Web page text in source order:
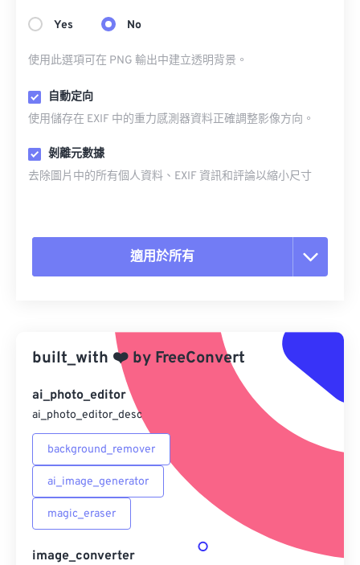
Yes No
使用此選項可在 PNG 輸出中建立透明背景。
自動定向
使用儲存在 EXIF 中的重力感測器資料正確調整影像方向。
剝離元數據
去除圖片中的所有個人資料、EXIF 資訊和評論以縮小尺寸
適用於所有
另存為預設
built_with ❤️ by FreeConvert
ai_photo_editor
ai_photo_editor_desc
background_remover
ai_image_generator
magic_eraser
image_converter